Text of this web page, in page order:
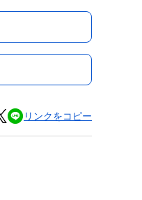
リンクをコピー